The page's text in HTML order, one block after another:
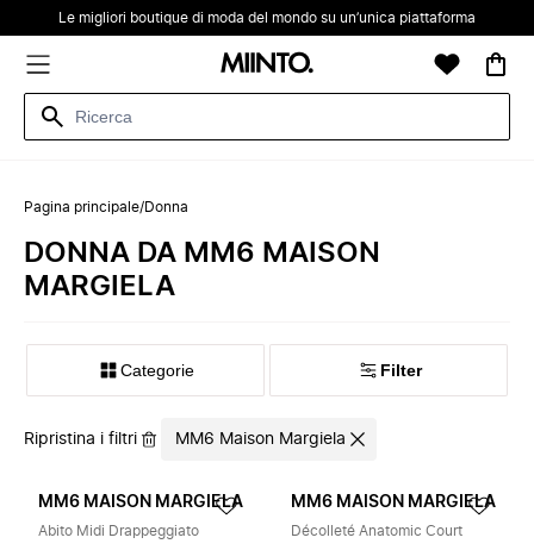
Le migliori boutique di moda del mondo su un’unica piattaforma
Pagina principale/Donna
DONNA DA MM6 MAISON
MARGIELA
Categorie Filter
Ripristina i filtri MM6 Maison Margiela
MM6 MAISON MARGIELA
Abito Midi Drappeggiato
MM6 MAISON MARGIELA
Décolleté Anatomic Court